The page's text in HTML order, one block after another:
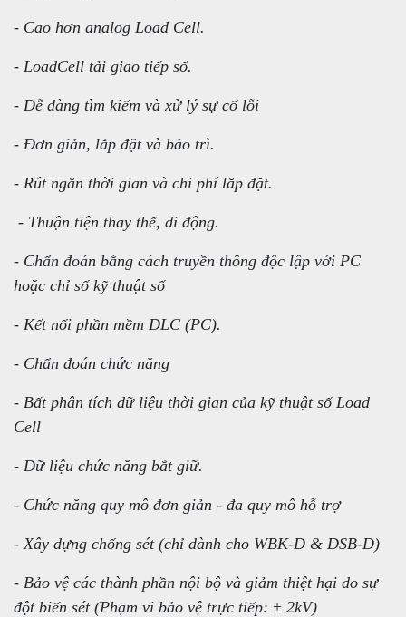
- Cao hơn analog Load Cell.
- LoadCell tải giao tiếp số.
- Dễ dàng tìm kiếm và xử lý sự cố lỗi
- Đơn giản, lắp đặt và bảo trì.
- Rút ngắn thời gian và chi phí lắp đặt.
- Thuận tiện thay thế, di động.
- Chẩn đoán bằng cách truyền thông độc lập với PC
hoặc chỉ số kỹ thuật số
- Kết nối phần mềm DLC (PC).
- Chẩn đoán chức năng
- Bất phân tích dữ liệu thời gian của kỹ thuật số Load
Cell
- Dữ liệu chức năng bắt giữ.
- Chức năng quy mô đơn giản - đa quy mô hỗ trợ
- Xây dựng chống sét (chỉ dành cho WBK-D & DSB-D)
- Bảo vệ các thành phần nội bộ và giảm thiệt hại do sự
đột biến sét (Phạm vi bảo vệ trực tiếp: ± 2kV)